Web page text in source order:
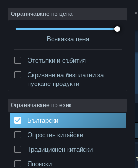
Вписване
Относно
Поддръжка
Смяна на езика
Ограничаване по цена
Всякаква цена
Отстъпки и събития
Скриване на безплатни за
пускане продукти
Ограничаване по език
Български
Опростен китайски
Традиционен китайски
Японски
Издател: gurkenlabs
Сортиране по Съответстване
0 резултата съответстват на търсенето Ви.
1 заглавие беше изключено спрямо